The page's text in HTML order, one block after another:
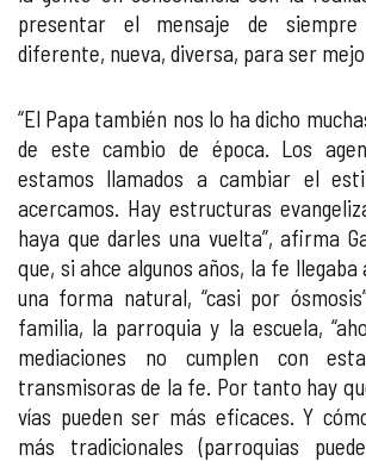
presentar el mensaje de
diferente, nueva, diversa, para ser
“El Papa también nos lo ha dicho
de este cambio de época. Los
estamos llamados a cambiar el
acercamos. Hay estructuras
haya que darles una vuelta”, afirma
que, si ahce algunos años, la fe llegaba
una forma natural, “casi por
familia, la parroquia y la escuela,
mediaciones no cumplen con
transmisoras de la fe. Por tanto hay
vías pueden ser más eficaces. Y
más tradicionales (parroquias